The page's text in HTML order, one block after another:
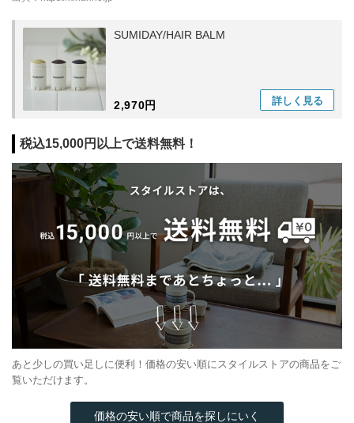
SUMIDAY/HAIR BALM
2,970円 詳しく 見る
税込15,000円以上で送料無料！
あと少しの買い足しに便利！価格の安い順にスタイルストアの商品をご
覧いただけます。
価格の安い順で商品を探しにいく